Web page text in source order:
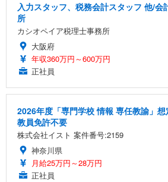
入力スタッフ、税務会計スタッフ 他/会
所
カシオペイア税理士事務所
大阪府
年収360万円～600万円
正社員
2026年度「専門学校 情報 専任教諭」想
教員免許不要
株式会社イスト 案件番号:2159
神奈川県
月給25万円～28万円
正社員